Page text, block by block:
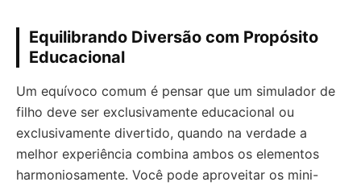
Equilibrando Diversão com Propósito
Educacional
Um equívoco comum é pensar que um simulador de
filho deve ser exclusivamente educacional ou
exclusivamente divertido, quando na verdade a
melhor experiência combina ambos os elementos
harmoniosamente. Você pode aproveitar os mini-